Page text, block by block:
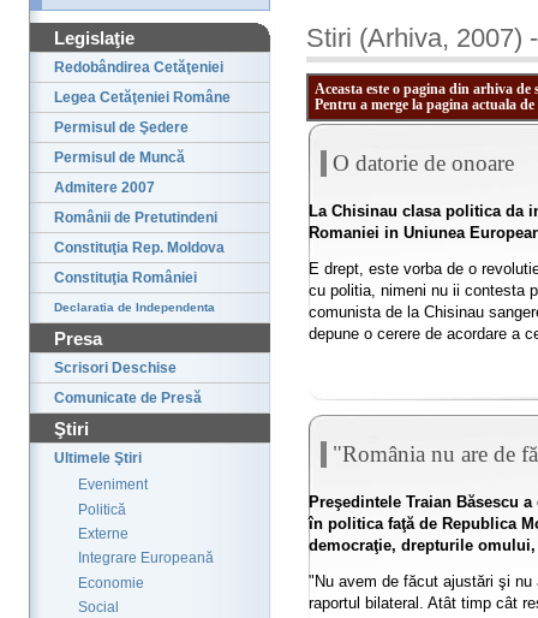
Legislaţie
Redobândirea Cetăţeniei
Legea Cetăţeniei Române
Permisul de Şedere
Permisul de Muncă
Admitere 2007
Românii de Pretutindeni
Constituţia Rep. Moldova
Constituţia României
Declaratia de Independenta
Presa
Scrisori Deschise
Comunicate de Presă
Ştiri
Ultimele Ştiri
Eveniment
Politică
Externe
Integrare Europeană
Economie
Social
Stiri (Arhiva, 2007)
Aceasta este o pagina din arhiva
Pentru a merge la pagina actuala
O datorie de onoare
La Chisinau clasa politica da
Romaniei in Uniunea
E drept, este vorba de o
cu politia, nimeni nu ii contesta
comunista de la Chisinau
depune o cerere de acordare a
"România nu are de
Preşedintele Traian Băsescu
în politica faţă de Republica
democraţie, drepturile
"Nu avem de făcut ajustări şi
raportul bilateral. Atât timp cât